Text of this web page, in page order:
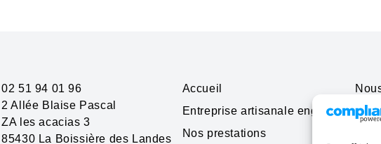
02 51 94 01 96
2 Allée Blaise Pascal
ZA les acacias 3
85430 La Boissière des Landes
Accueil
Entreprise artisanale engagée
Nos prestations